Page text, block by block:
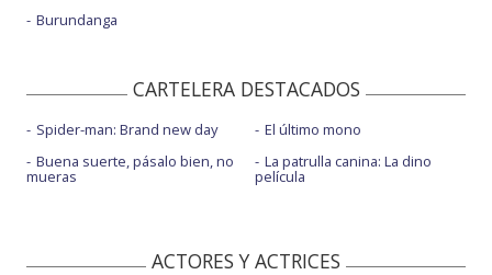
Burundanga
CARTELERA DESTACADOS
Spider-man: Brand new day
Buena suerte, pásalo bien, no
mueras
El último mono
La patrulla canina: La dino
película
ACTORES Y ACTRICES